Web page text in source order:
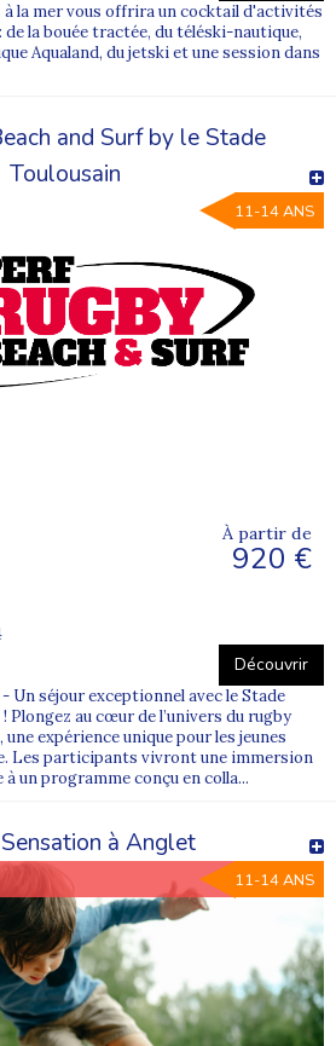
à la mer vous offrira un cocktail d'activités
la bouée tractée, du téléski-nautique,
Aqualand, du jetski et une session dans
and Surf by le Stade
Toulousain
11-14 ANS
À partir de
920 €
Découvrir
Un séjour exceptionnel avec le Stade
Plongez au cœur de l’univers du rugby
expérience unique pour les jeunes
Les participants vivront une immersion
un programme conçu en colla...
à Anglet
11-14 ANS